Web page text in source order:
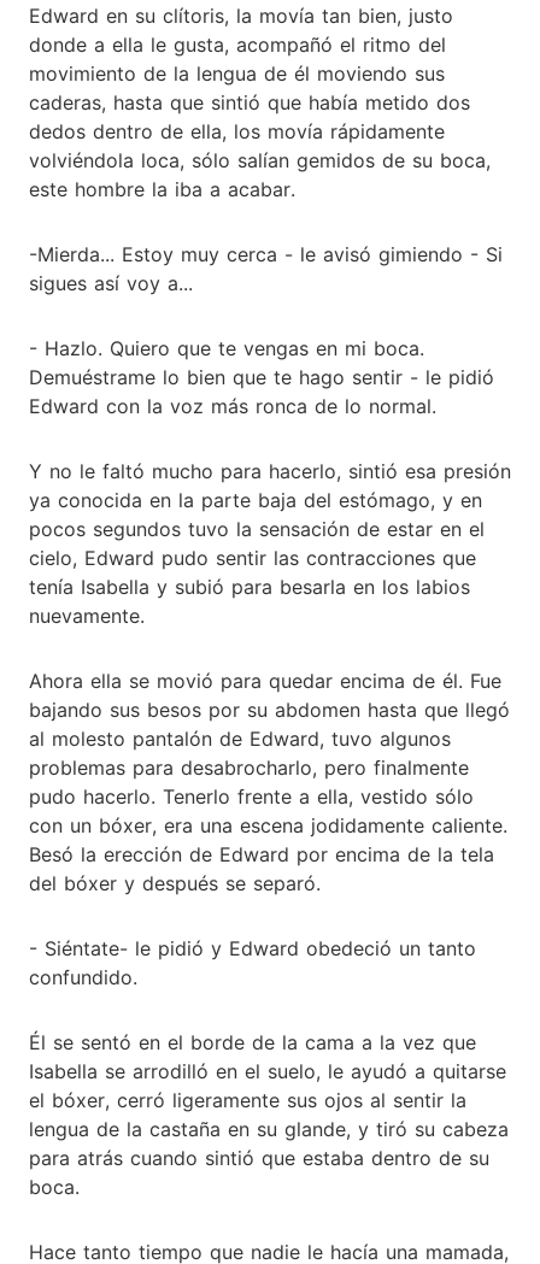
Edward en su clítoris, la movía tan bien, justo
donde a ella le gusta, acompañó el ritmo del
movimiento de la lengua de él moviendo sus
caderas, hasta que sintió que había metido dos
dedos dentro de ella, los movía rápidamente
volviéndola loca, sólo salían gemidos de su boca,
este hombre la iba a acabar.
-Mierda... Estoy muy cerca - le avisó gimiendo - Si
sigues así voy a...
- Hazlo. Quiero que te vengas en mi boca.
Demuéstrame lo bien que te hago sentir - le pidió
Edward con la voz más ronca de lo normal.
Y no le faltó mucho para hacerlo, sintió esa presión
ya conocida en la parte baja del estómago, y en
pocos segundos tuvo la sensación de estar en el
cielo, Edward pudo sentir las contracciones que
tenía Isabella y subió para besarla en los labios
nuevamente.
Ahora ella se movió para quedar encima de él. Fue
bajando sus besos por su abdomen hasta que llegó
al molesto pantalón de Edward, tuvo algunos
problemas para desabrocharlo, pero finalmente
pudo hacerlo. Tenerlo frente a ella, vestido sólo
con un bóxer, era una escena jodidamente caliente.
Besó la erección de Edward por encima de la tela
del bóxer y después se separó.
- Siéntate- le pidió y Edward obedeció un tanto
confundido.
Él se sentó en el borde de la cama a la vez que
Isabella se arrodilló en el suelo, le ayudó a quitarse
el bóxer, cerró ligeramente sus ojos al sentir la
lengua de la castaña en su glande, y tiró su cabeza
para atrás cuando sintió que estaba dentro de su
boca.
Hace tanto tiempo que nadie le hacía una mamada,